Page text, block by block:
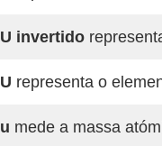
U invertido
U representa o
u mede a massa